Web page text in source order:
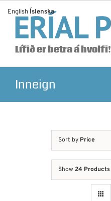
content
Lífið er betra á hvolfi!
Inneign
Sort by Price
Show 24 Products
English Íslenska